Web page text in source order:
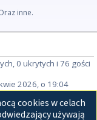
inne.
0 ukrytych i 76 gości
2026, o 19:04
cookies w celach
używają